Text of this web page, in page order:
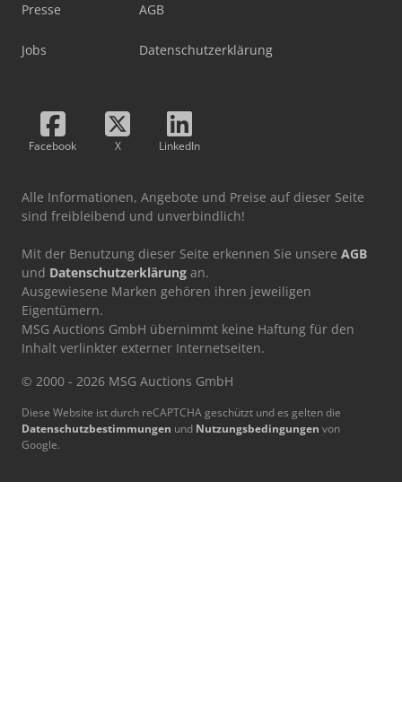
Presse
Jobs
AGB
Datenschutzerklärung
Facebook X LinkedIn
Alle Informationen, Angebote und Preise auf dieser Seite
sind freibleibend und unverbindlich!
Mit der Benutzung dieser Seite erkennen Sie unsere AGB
und Datenschutzerklärung an.
Ausgewiesene Marken gehören ihren jeweiligen
Eigentümern.
MSG Auctions GmbH übernimmt keine Haftung für den
Inhalt verlinkter externer Internetseiten.
© 2000 - 2026 MSG Auctions GmbH
Diese Website ist durch reCAPTCHA geschützt und es gelten die
Datenschutzbestimmungen und Nutzungsbedingungen von
Google.